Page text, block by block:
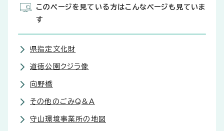
このページを見ている方はこんなページも見ていま
す
県指定文化財
道徳公園クジラ像
向野橋
その他のごみQ&A
守山環境事業所の地図